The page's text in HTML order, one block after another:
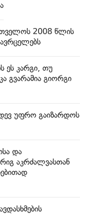
2008 წლის
ეს კარგი, თუ
გვარამია გიორგი
უფრო გაიზარდოს
და
რიგ აკრძალვასთან